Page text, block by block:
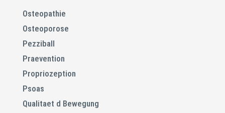
Osteopathie
Osteoporose
Pezziball
Praevention
Propriozeption
Psoas
Qualitaet d Bewegung